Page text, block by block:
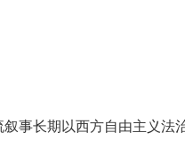
事长期以西方自由主义法